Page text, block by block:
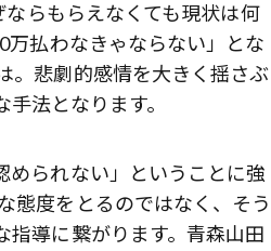
らもらえなくても現状は何
万払わなきゃならない」とな
。悲劇的感情を大きく揺さぶ
法となります。
められない」ということに強
態度をとるのではなく、そう
指導に繋がります。青森山田